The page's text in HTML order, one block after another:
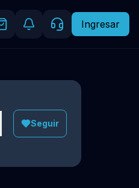
Ingresar
Seguir